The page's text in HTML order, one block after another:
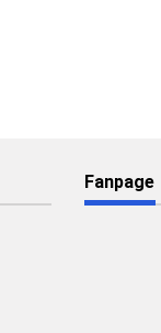
Fanpage